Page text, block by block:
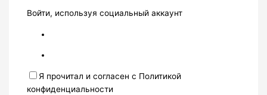
Войти, используя социальный аккаунт
Я прочитал и согласен с Политикой
конфиденциальности